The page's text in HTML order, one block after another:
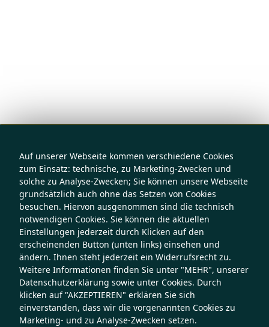
Auf unserer Webseite kommen verschiedene Cookies
zum Einsatz: technische, zu Marketing-Zwecken und
solche zu Analyse-Zwecken; Sie können unsere Webseite
grundsätzlich auch ohne das Setzen von Cookies
besuchen. Hiervon ausgenommen sind die technisch
notwendigen Cookies. Sie können die aktuellen
Einstellungen jederzeit durch Klicken auf den
erscheinenden Button (unten links) einsehen und
ändern. Ihnen steht jederzeit ein Widerrufsrecht zu.
Weitere Informationen finden Sie unter "MEHR", unserer
Datenschutzerklärung sowie unter Cookies. Durch
klicken auf "AKZEPTIEREN" erklären Sie sich
einverstanden, dass wir die vorgenannten Cookies zu
Marketing- und zu Analyse-Zwecken setzen.